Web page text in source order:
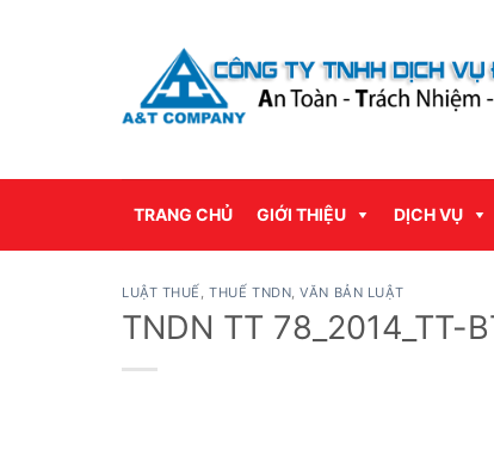
TRANG CHỦ GIỚI THIỆU DỊCH VỤ
LUẬT THUẾ ,THUẾ TNDN,VĂN BẢN LUẬT
TNDN TT 78_2014_TT-